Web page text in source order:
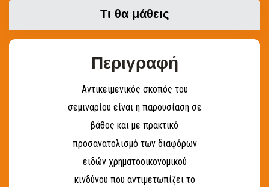
Τι θα μάθεις
Περιγραφή
Αντικειμενικός σκοπός του
σεμιναρίου είναι η παρουσίαση σε
βάθος και με πρακτικό
προσανατολισμό των διαφόρων
ειδών χρηματοοικονομικού
κινδύνου που αντιμετωπίζει το